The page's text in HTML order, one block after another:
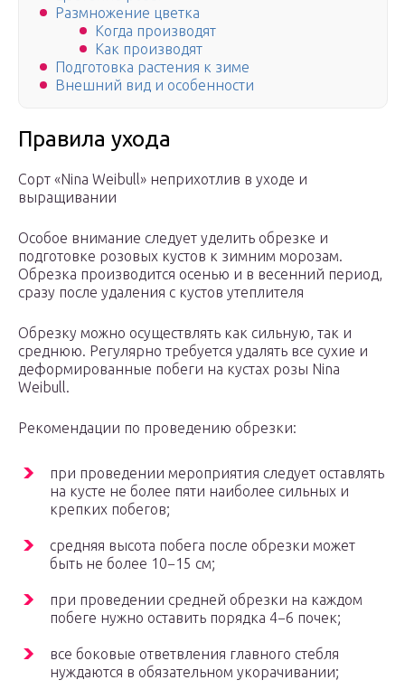
Размножение цветка
Когда производят
Как производят
Подготовка растения к зиме
Внешний вид и особенности
Правила ухода
Сорт «Nina Weibull» неприхотлив в уходе и
выращивании
Особое внимание следует уделить обрезке и
подготовке розовых кустов к зимним морозам.
Обрезка производится осенью и в весенний период,
сразу после удаления с кустов утеплителя
Обрезку можно осуществлять как сильную, так и
среднюю. Регулярно требуется удалять все сухие и
деформированные побеги на кустах розы Nina
Weibull.
Рекомендации по проведению обрезки:
при проведении мероприятия следует оставлять
на кусте не более пяти наиболее сильных и
крепких побегов;
средняя высота побега после обрезки может
быть не более 10−15 см;
при проведении средней обрезки на каждом
побеге нужно оставить порядка 4−6 почек;
все боковые ответвления главного стебля
нуждаются в обязательном укорачивании;